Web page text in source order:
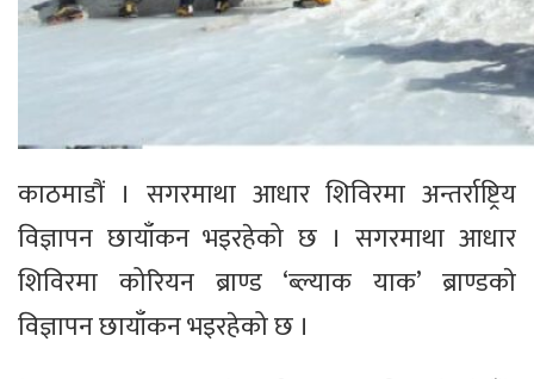
काठमाडौं । सगरमाथा आधार शिविरमा अन्तर्राष्ट्रिय
विज्ञापन छायाँकन भइरहेको छ । सगरमाथा आधार
शिविरमा कोरियन ब्राण्ड ‘ब्ल्याक याक’ ब्राण्डकाे
विज्ञापन छायाँकन भइरहेको छ ।